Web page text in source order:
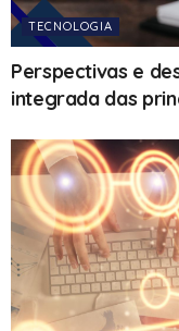
TECNOLOGIA
Perspectivas e
integrada das